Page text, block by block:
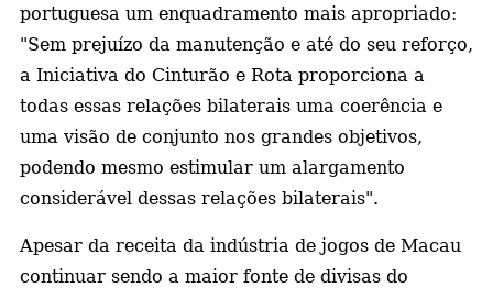
portuguesa um enquadramento mais apropriado:
"Sem prejuízo da manutenção e até do seu reforço,
a Iniciativa do Cinturão e Rota proporciona a
todas essas relações bilaterais uma coerência e
uma visão de conjunto nos grandes objetivos,
podendo mesmo estimular um alargamento
considerável dessas relações bilaterais".
Apesar da receita da indústria de jogos de Macau
continuar sendo a maior fonte de divisas do